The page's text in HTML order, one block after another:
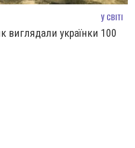
У СВІТІ
виглядали українки 100